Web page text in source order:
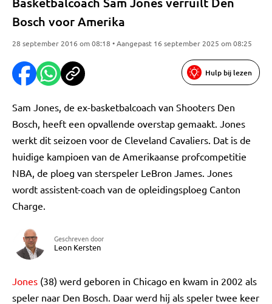
Bosch voor Amerika
28 september 2016 om 08:18 • Aangepast 16 september 2025 om 08:25
Hulp bij lezen
Sam Jones, de ex-basketbalcoach van Shooters Den
Bosch, heeft een opvallende overstap gemaakt. Jones
werkt dit seizoen voor de Cleveland Cavaliers. Dat is de
huidige kampioen van de Amerikaanse profcompetitie
NBA, de ploeg van sterspeler LeBron James. Jones
wordt assistent-coach van de opleidingsploeg Canton
Charge.
Geschreven door
Leon Kersten
Jones (38) werd geboren in Chicago en kwam in 2002 als
speler naar Den Bosch. Daar werd hij als speler twee keer